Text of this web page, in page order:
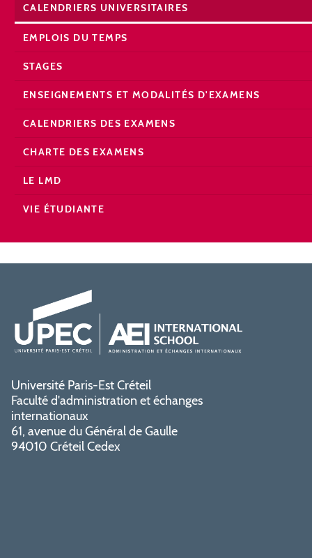
CALENDRIERS UNIVERSITAIRES
EMPLOIS DU TEMPS
STAGES
ENSEIGNEMENTS ET MODALITÉS D'EXAMENS
CALENDRIERS DES EXAMENS
CHARTE DES EXAMENS
LE LMD
VIE ÉTUDIANTE
Université Paris-Est Créteil
Faculté d'administration et échanges
internationaux
61, avenue du Général de Gaulle
94010 Créteil Cedex